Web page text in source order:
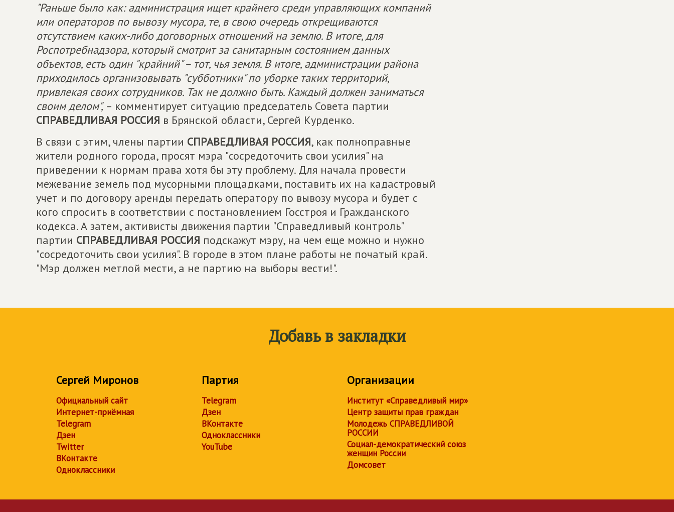
"Раньше было как: администрация ищет крайнего среди управляющих компаний
или операторов по вывозу мусора, те, в свою очередь открещиваются
отсутствием каких-либо договорных отношений на землю. В итоге, для
Роспотребнадзора, который смотрит за санитарным состоянием данных
объектов, есть один "крайний" – тот, чья земля. В итоге, администрации района
приходилось организовывать "субботники" по уборке таких территорий,
привлекая своих сотрудников. Так не должно быть. Каждый должен заниматься
своим делом",– комментирует ситуацию председатель Совета партии
СПРАВЕДЛИВАЯ РОССИЯ в Брянской области, Сергей Курденко.
В связи с этим, члены партии СПРАВЕДЛИВАЯ РОССИЯ, как полноправные
жители родного города, просят мэра "сосредоточить свои усилия" на
приведении к нормам права хотя бы эту проблему. Для начала провести
межевание земель под мусорными площадками, поставить их на кадастровый
учет и по договору аренды передать оператору по вывозу мусора и будет с
кого спросить в соответствии с постановлением Госстроя и Гражданского
кодекса. А затем, активисты движения партии "Справедливый контроль"
партии СПРАВЕДЛИВАЯ РОССИЯ подскажут мэру, на чем еще можно и нужно
"сосредоточить свои усилия". В городе в этом плане работы не початый край.
"Мэр должен метлой мести, а не партию на выборы вести!".
Добавь в закладки
Сергей Миронов
Официальный сайт
Интернет-приёмная
Telegram
Дзен
Twitter
ВКонтакте
Одноклассники
Партия
Telegram
Дзен
ВКонтакте
Одноклассники
YouTube
Организации
Институт «Справедливый мир»
Центр защиты прав граждан
Молодежь СПРАВЕДЛИВОЙ
РОССИИ
Социал-демократический союз
женщин России
Домсовет